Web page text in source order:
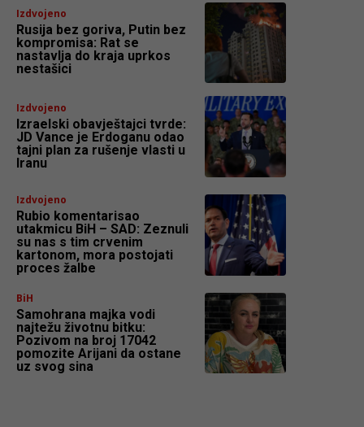
Izdvojeno
Rusija bez goriva, Putin bez
kompromisa: Rat se
nastavlja do kraja uprkos
nestašici
Izdvojeno
Izraelski obavještajci tvrde:
JD Vance je Erdoganu odao
tajni plan za rušenje vlasti u
Iranu
Izdvojeno
Rubio komentarisao
utakmicu BiH – SAD: Zeznuli
su nas s tim crvenim
kartonom, mora postojati
proces žalbe
BiH
Samohrana majka vodi
najtežu životnu bitku:
Pozivom na broj 17042
pomozite Arijani da ostane
uz svog sina